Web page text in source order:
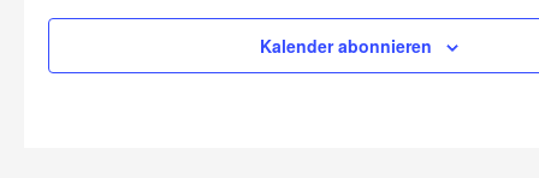
Kalender abonnieren